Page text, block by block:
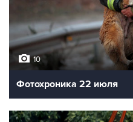
10
Фотохроника 22 июля